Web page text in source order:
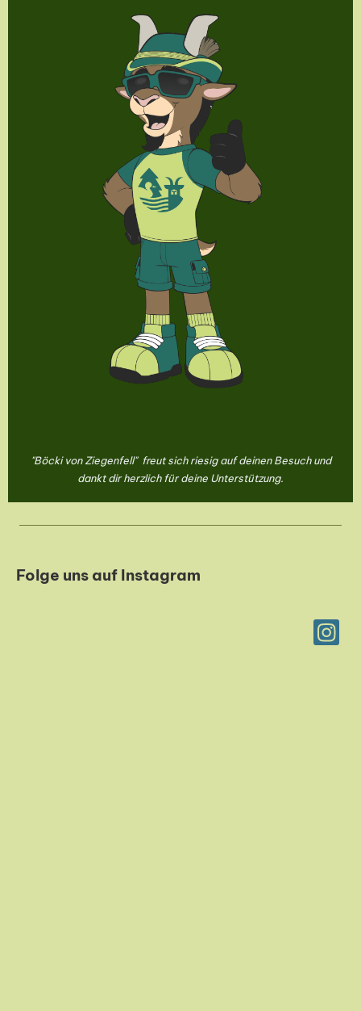
"Böcki von Ziegenfell" freut sich riesig auf deinen Besuch und
dankt dir herzlich für deine Unterstützung.
Folge uns auf Instagram